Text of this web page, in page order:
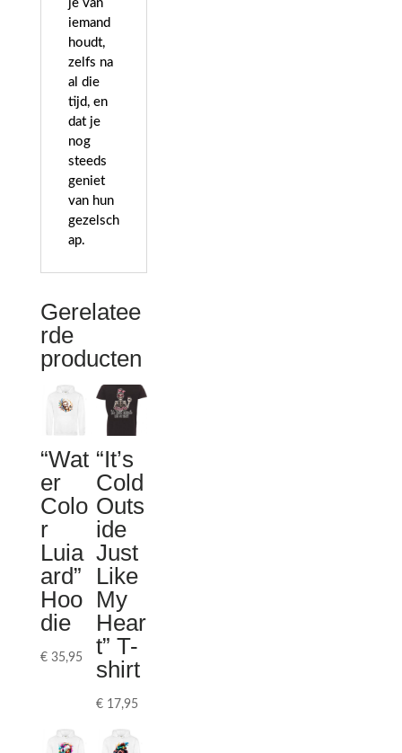
je van
iemand
houdt,
zelfs na
al die
tijd, en
dat je
nog
steeds
geniet
van hun
gezelsch
ap.
Gerelatee
rde
producten
“Wat
er
Colo
r
Luia
ard”
Hoo
die
€35,95
“It’s
Cold
Outs
ide
Just
Like
My
Hear
t” T-
shirt
€17,95